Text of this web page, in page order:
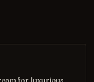
for luxurious